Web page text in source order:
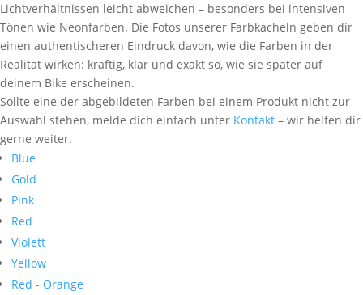
Lichtverhältnissen leicht abweichen – besonders bei intensiven
Tönen wie Neonfarben. Die Fotos unserer Farbkacheln geben dir
einen authentischeren Eindruck davon, wie die Farben in der
Realität wirken: kräftig, klar und exakt so, wie sie später auf
deinem Bike erscheinen.
Sollte eine der abgebildeten Farben bei einem Produkt nicht zur
Auswahl stehen, melde dich einfach unter Kontakt – wir helfen dir
gerne weiter.
Blue
Gold
Pink
Red
Violett
Yellow
Red - Orange